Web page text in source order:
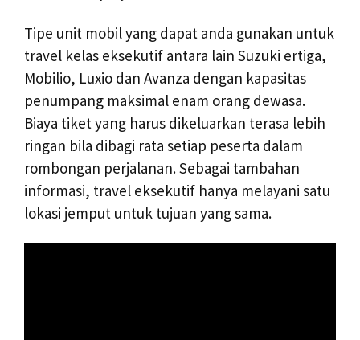
Tipe unit mobil yang dapat anda gunakan untuk
travel kelas eksekutif antara lain Suzuki ertiga,
Mobilio, Luxio dan Avanza dengan kapasitas
penumpang maksimal enam orang dewasa.
Biaya tiket yang harus dikeluarkan terasa lebih
ringan bila dibagi rata setiap peserta dalam
rombongan perjalanan. Sebagai tambahan
informasi, travel eksekutif hanya melayani satu
lokasi jemput untuk tujuan yang sama.